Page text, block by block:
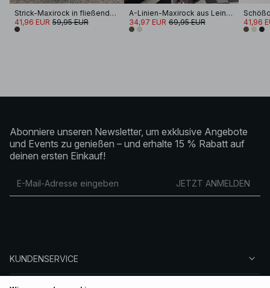
Strick-Maxirock in fließender Optik
41,96 EUR 59,95 EUR
A-Linien-Maxirock aus Leinen-Lyocell-Mix
34,97 EUR 69,95 EUR 41,96
Abonniere unseren Newsletter, um exklusive Angebote
und Events zu genießen – und erhalte 15 % Rabatt auf
deinen ersten Einkauf!
JETZT ANMELDEN
KUNDENSERVICE